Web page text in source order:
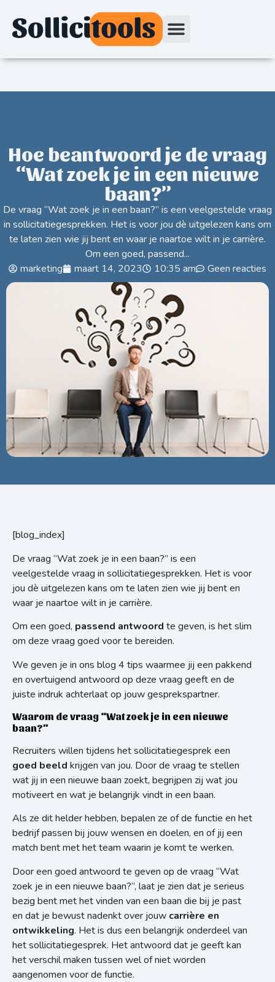
Hoe beantwoord je de vraag
“Wat zoek je in een nieuwe
baan?”
De vraag “Wat zoek je in een baan?” is een veelgestelde vraag
in sollicitatiegesprekken. Het is voor jou dè uitgelezen kans om
te laten zien wie jij bent en waar je naartoe wilt in je carrière.
Om een goed, passend...
marketing
maart 14, 2023 10:35 am Geen reacties
[blog_index]
De vraag “Wat zoek je in een baan?” is een
veelgestelde vraag in sollicitatiegesprekken. Het is voor
jou dè uitgelezen kans om te laten zien wie jij bent en
waar je naartoe wilt in je carrière.
Om een goed, passend antwoord te geven, is het slim
om deze vraag goed voor te bereiden.
We geven je in ons blog 4 tips waarmee jij een pakkend
en overtuigend antwoord op deze vraag geeft en de
juiste indruk achterlaat op jouw gesprekspartner.
Waarom de vraag “Wat zoek je in een nieuwe
baan?”
Recruiters willen tijdens het sollicitatiegesprek een
goed beeld krijgen van jou. Door de vraag te stellen
wat jij in een nieuwe baan zoekt, begrijpen zij wat jou
motiveert en wat je belangrijk vindt in een baan.
Als ze dit helder hebben, bepalen ze of de functie en het
bedrijf passen bij jouw wensen en doelen, en of jij een
match bent met het team waarin je komt te werken.
Door een goed antwoord te geven op de vraag “Wat
zoek je in een nieuwe baan?”, laat je zien dat je serieus
bezig bent met het vinden van een baan die bij je past
en dat je bewust nadenkt over jouw carrière en
ontwikkeling. Het is dus een belangrijk onderdeel van
het sollicitatiegesprek. Het antwoord dat je geeft kan
het verschil maken tussen wel of niet worden
aangenomen voor de functie.